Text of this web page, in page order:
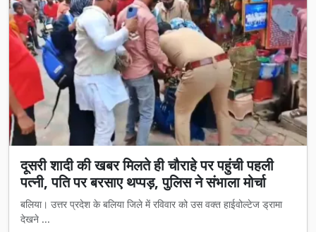
दूसरी शादी की खबर मिलते ही चौराहे पर पहुंची पहली
पत्नी, पति पर बरसाए थप्पड़, पुलिस ने संभाला मोर्चा
बलिया। उत्तर प्रदेश के बलिया जिले में रविवार को उस वक्त हाईवोल्टेज ड्रामा
देखने ...